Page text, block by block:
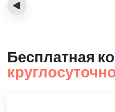
‹
Бесплатная